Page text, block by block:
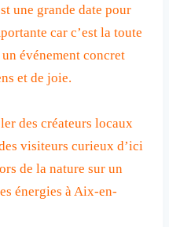
une grande date pour
car c’est la toute
événement concret
et de joie.
des créateurs locaux
visiteurs curieux d’ici
de la nature sur un
énergies à Aix-en-